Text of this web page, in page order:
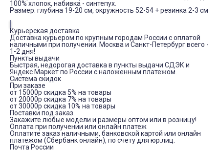
100% хлопок, набивка - синтепух.
Размер: глубина 19-20 см, окружность 52-54 + резинка 2-3 см
Курьерская доставка
Доставка курьером по крупным городам России с оплатой
наличными при получении. Москва и Санкт-Петербург всего -
1-2 дня!
Пункты выдачи
Быстрая, недорогая доставка в пункты выдачи СДЭК и
Яндекс Маркет по России с наложенным платежом.
Система скидок
При заказе
от 15000р скидка 5% на товары
от 20000р скидка 7% на товары
от 30000р скидка 10% на товары
Поставки под заказ.
Закажите любые модели и размеры оптом или в розницу!
Оплата при получении или онлайн платеж
Оплатите заказ наличными, банковской картой или онлайн
платежом (Сбербанк онлайн), по счету для юр.лиц.
Почта России